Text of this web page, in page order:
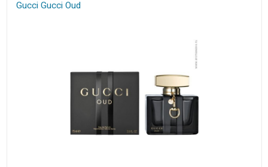
Gucci Gucci Oud